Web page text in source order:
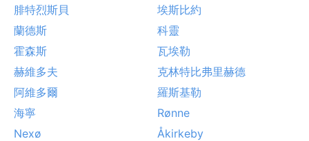
腓特烈斯貝
埃斯比約
蘭德斯
科靈
霍森斯
瓦埃勒
赫維多夫
克林特比弗里赫德
阿維多爾
羅斯基勒
海寧
Rønne
Nexø
Åkirkeby